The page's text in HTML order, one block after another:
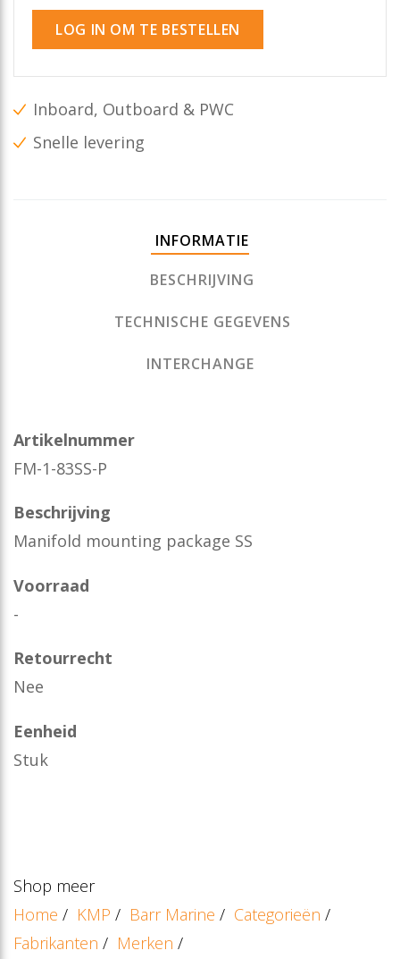
LOG IN OM TE BESTELLEN
Inboard, Outboard & PWC
Snelle levering
INFORMATIE
BESCHRIJVING
TECHNISCHE GEGEVENS
INTERCHANGE
Artikelnummer
FM-1-83SS-P
Beschrijving
Manifold mounting package SS
Voorraad
-
Retourrecht
Nee
Eenheid
Stuk
Shop meer
Home / KMP / Barr Marine / Categorieën /
Fabrikanten / Merken /